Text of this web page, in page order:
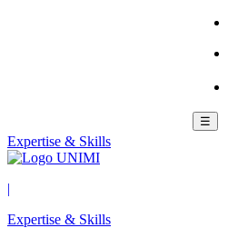
☰
Expertise & Skills
|
Expertise & Skills